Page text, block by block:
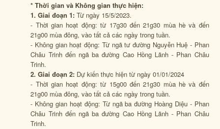
* Thời gian và Không gian thực hiện:
1. Giai đoạn 1:Từ ngày 15/5/2023.
- Thời gian hoạt động: từ 17g30 đến 21g30 mùa hè và đến
21g00 mùa đông, vào tất cả các ngày trong tuần.
- Không gian hoạt động: Từ ngã tư đường Nguyễn Huệ - Phan
Châu Trinh đến ngã ba đường Cao Hồng Lãnh - Phan Châu
Trinh.
2. Giai đoạn 2: Dự kiến thực hiện từ ngày 01/01/2024
- Thời gian hoạt động: từ 15g00 đến 21g30 mùa hè và đến
21g00 mùa đông, vào tất cả các ngày trong tuần.
- Không gian hoạt động: Từ ngã ba đường Hoàng Diệu - Phan
Châu Trinh đến ngã ba đường Cao Hồng Lãnh - Phan Châu
Trinh.